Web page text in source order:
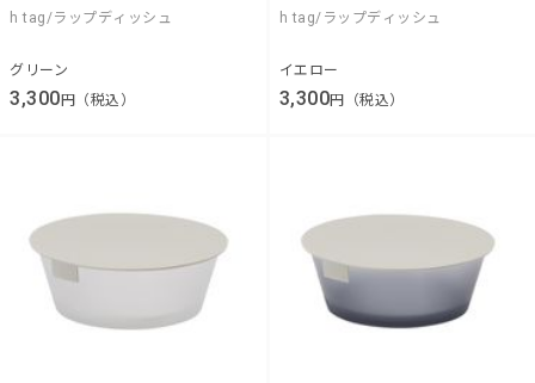
h tag/ラップディッシュ
グリーン
3,300 円（税込）
h tag/ラップディッシュ
イエロー
3,300円（税込）